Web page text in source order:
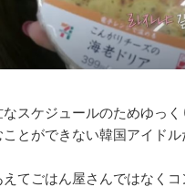
スケジュールのためゆっ
とができない韓国アイドル
てごはん屋さんではなく